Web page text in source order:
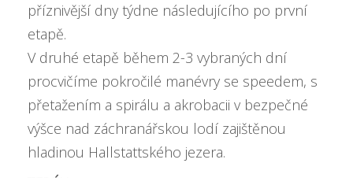
příznivější dny týdne následujícího po první
etapě.
V druhé etapě během 2-3 vybraných dní
procvičíme pokročilé manévry se speedem, s
přetažením a spirálu a akrobacii v bezpečné
výšce nad záchranářskou lodí zajištěnou
hladinou Hallstattského jezera.